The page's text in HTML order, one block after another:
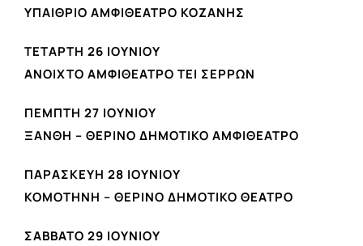
ΥΠΑΙΘΡΙΟ ΑΜΦΙΘΕΑΤΡΟ ΚΟΖΑΝΗΣ
ΤΕΤΑΡΤΗ 26 ΙΟΥΝΙΟΥ
ΑΝΟΙΧΤΟ ΑΜΦΙΘΕΑΤΡΟ ΤΕΙ ΣΕΡΡΩΝ
ΠΕΜΠΤΗ 27 ΙΟΥΝΙΟΥ
ΞΑΝΘΗ – ΘΕΡΙΝΟ ΔΗΜΟΤΙΚΟ ΑΜΦΙΘΕΑΤΡΟ
ΠΑΡΑΣΚΕΥΗ 28 ΙΟΥΝΙΟΥ
ΚΟΜΟΤΗΝΗ – ΘΕΡΙΝΟ ΔΗΜΟΤΙΚΟ ΘΕΑΤΡΟ
ΣΑΒΒΑΤΟ 29 ΙΟΥΝΙΟΥ